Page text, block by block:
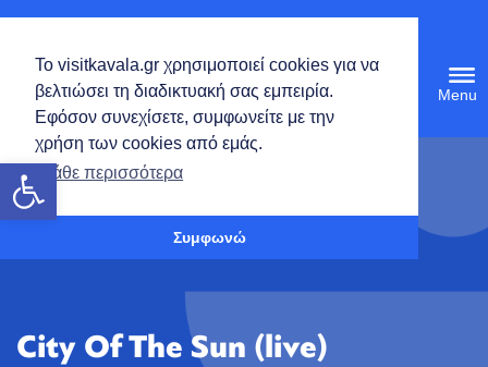
Το visitkavala.gr χρησιμοποιεί cookies για να
βελτιώσει τη διαδικτυακή σας εμπειρία.
Εφόσον συνεχίσετε, συμφωνείτε με την
χρήση των cookies από εμάς.
Μάθε περισσότερα
Συμφωνώ
Ανοίξτε τη γραμμή εργαλείων
City Of The Sun (live)